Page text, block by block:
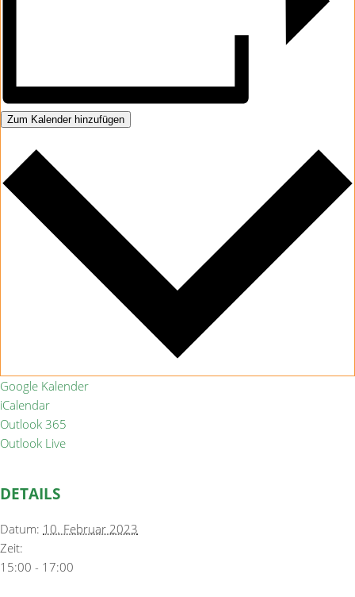
Zum Kalender hinzufügen
Google Kalender
iCalendar
Outlook 365
Outlook Live
DETAILS
Datum: 10. Februar 2023
Zeit:
15:00 - 17:00